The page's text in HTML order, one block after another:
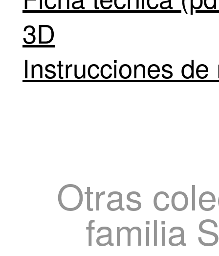
3D
Instrucciones
Otras
familia